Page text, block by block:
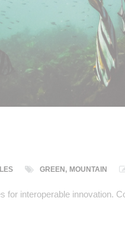
GREEN , MOUNTAIN
for interoperable innovation.